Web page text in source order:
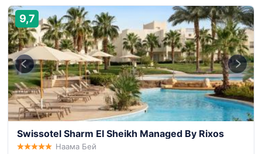
9,7
Swissotel Sharm El Sheikh Managed By Rixos
Наама Бей